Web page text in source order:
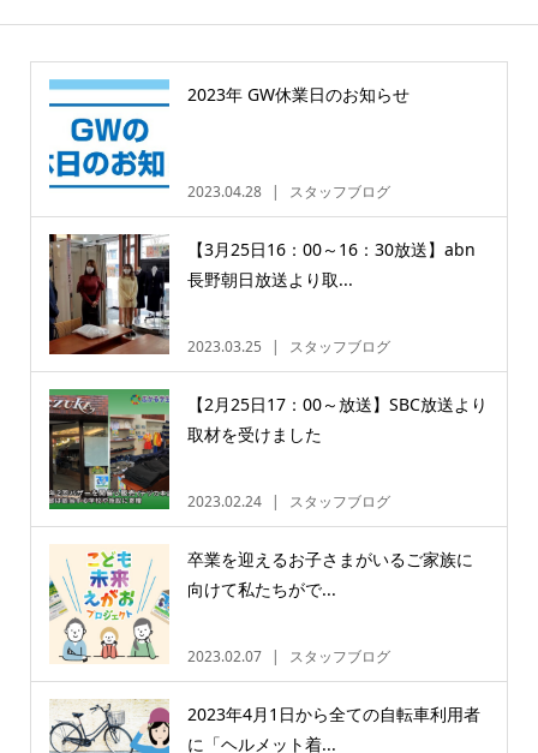
2023年 GW休業日のお知らせ
2023.04.28 スタッフブログ
【3月25日16：00～16：30放送】abn
長野朝日放送より取...
2023.03.25 スタッフブログ
【2月25日17：00～放送】SBC放送より
取材を受けました
2023.02.24 スタッフブログ
卒業を迎えるお子さまがいるご家族に
向けて私たちがで...
2023.02.07 スタッフブログ
2023年4月1日から全ての自転車利用者
に「ヘルメット着...